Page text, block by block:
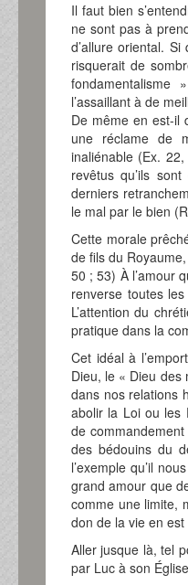
Il faut bien
ne sont pas à
d’allure oriental.
risquerait de
l’assaillant à de
De même en est-il
une réclame de
inaliénable (Ex.
revêtus qu’ils
derniers
le mal par le bien
Cette morale
de fils du
50 ; 53) À l’amour
renverse toutes
L’attention du
pratique dans la
Cet idéal à
Dieu, le « Dieu des
dans nos relations
abolir la Loi ou les
de
des bédouins du
l’exemple qu’il
grand amour que
comme une limite,
don de la vie en est
Aller jusque là, tel
par Luc à son